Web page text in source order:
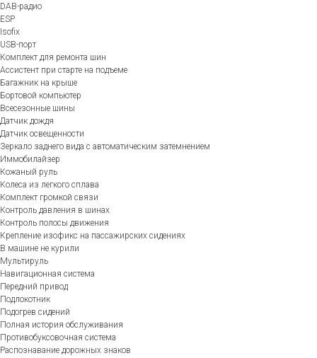
DAB-радио
ESP
Isofix
USB-порт
Комплект для ремонта шин
Ассистент при старте на подъеме
Багажник на крыше
Бортовой компьютер
Всесезонные шины
Датчик дождя
Датчик освещенности
Зеркало заднего вида с автоматическим затемнением
Иммобилайзер
Кожаный руль
Колеса из легкого сплава
Комплект громкой связи
Контроль давления в шинах
Контроль полосы движения
Крепление изофикс на пассажирских сидениях
В машине не курили
Мультируль
Навигационная система
Передний привод
Подлокотник
Подогрев сидений
Полная история обслуживания
Противобуксовочная система
Распознавание дорожных знаков